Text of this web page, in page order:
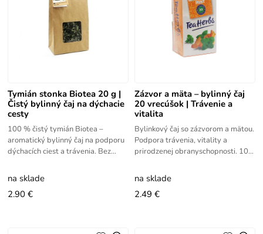
Tymián stonka Biotea 20 g |
Čistý bylinný čaj na dýchacie
cesty
100 % čistý tymián Biotea –
aromatický bylinný čaj na podporu
dýchacích ciest a trávenia. Bez
na sklade
2.90 €
Zázvor a mäta – bylinný čaj
20 vrecúšok | Trávenie a
vitalita
Bylinkový čaj so zázvorom a mätou.
Podpora trávenia, vitality a
prirodzenej obranyschopnosti. 100
konzervantov.
na sklade
2.49 €